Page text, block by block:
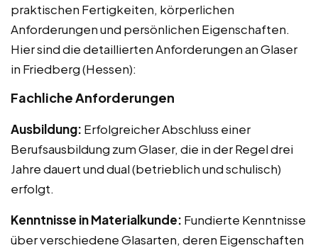
praktischen Fertigkeiten, körperlichen
Anforderungen und persönlichen Eigenschaften.
Hier sind die detaillierten Anforderungen an Glaser
in Friedberg (Hessen):
Fachliche Anforderungen
Ausbildung: Erfolgreicher Abschluss einer
Berufsausbildung zum Glaser, die in der Regel drei
Jahre dauert und dual (betrieblich und schulisch)
erfolgt.
Kenntnisse in Materialkunde: Fundierte Kenntnisse
über verschiedene Glasarten, deren Eigenschaften